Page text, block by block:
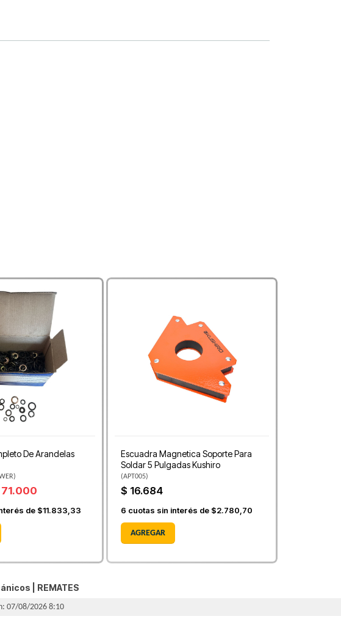
De Arandelas
)
71.000
de $11.833,33
Escuadra Magnetica Soporte Para
Soldar 5 Pulgadas Kushiro
(APT005)
$ 16.684
6 cuotas sin interés de $2.780,70
AGREGAR
| REMATES
07/08/2026 8:10